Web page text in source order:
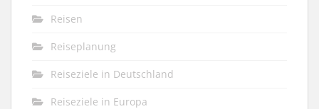
Reisen
Reiseplanung
Reiseziele in Deutschland
Reiseziele in Europa